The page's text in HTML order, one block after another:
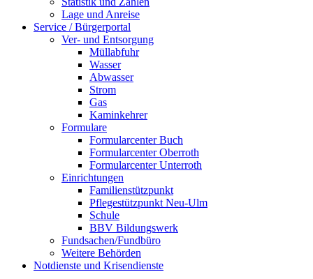
Lage und Anreise
Service / Bürgerportal
Ver- und Entsorgung
Müllabfuhr
Wasser
Abwasser
Strom
Gas
Kaminkehrer
Formulare
Formularcenter Buch
Formularcenter Oberroth
Formularcenter Unterroth
Einrichtungen
Familienstützpunkt
Pflegestützpunkt Neu-Ulm
Schule
BBV Bildungswerk
Fundsachen/Fundbüro
Weitere Behörden
Notdienste und Krisendienste